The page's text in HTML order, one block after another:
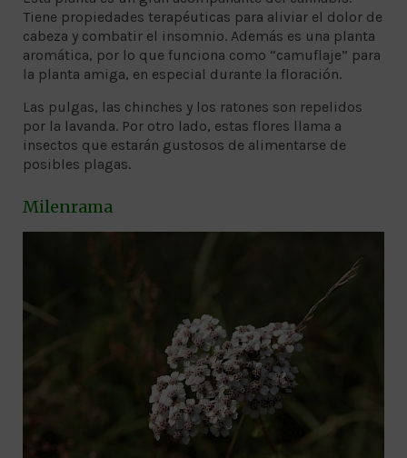
Tiene propiedades terapéuticas para aliviar el dolor de
cabeza y combatir el insomnio. Además es una planta
aromática, por lo que funciona como “camuflaje” para
la planta amiga, en especial durante la floración.
Las pulgas, las chinches y los ratones son repelidos
por la lavanda. Por otro lado, estas flores llama a
insectos que estarán gustosos de alimentarse de
posibles plagas.
Milenrama